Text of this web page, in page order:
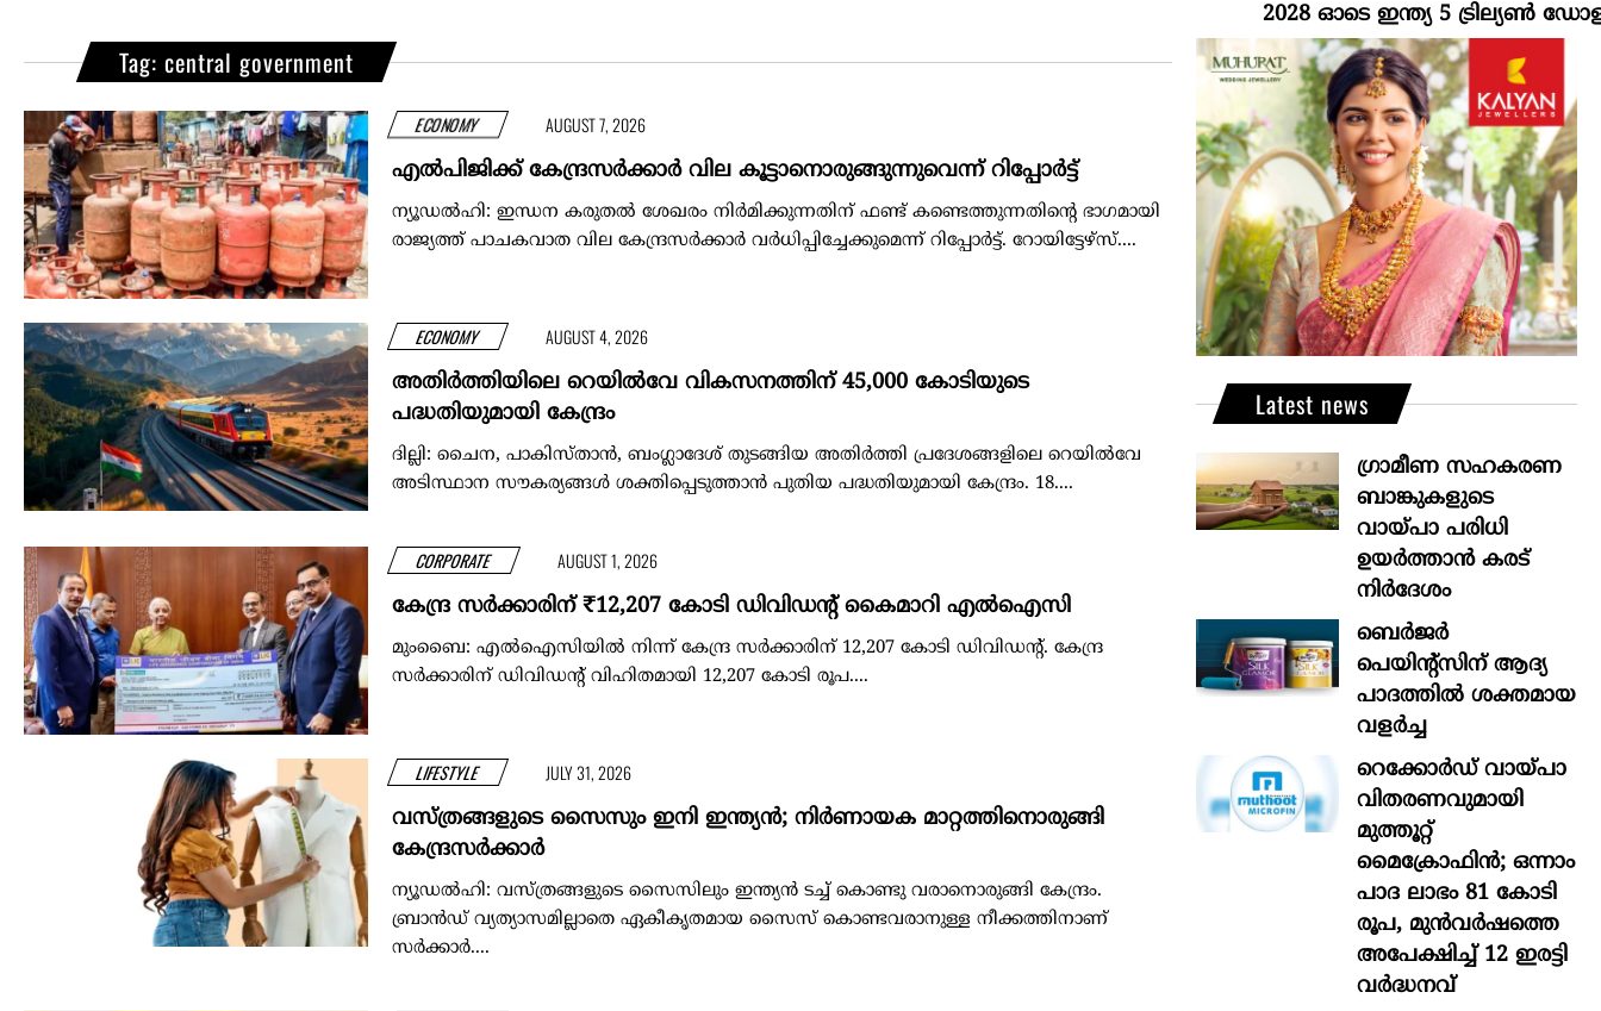
2028 ഓടെ ഇന്ത്യ 5 ട്രില്യണ്‍
Tag: central government
ECONOMY AUGUST 7, 2026
എല്‍പിജിക്ക് കേന്ദ്രസർക്കാർ വില കൂട്ടാനൊരുങ്ങുന്നുവെന്ന് റിപ്പോർട്ട്
ന്യൂഡൽഹി: ഇന്ധന കരുതൽ ശേഖരം നിർമിക്കുന്നതിന് ഫണ്ട് കണ്ടെത്തുന്നതിന്റെ ഭാഗമായി
രാജ്യത്ത് പാചകവാത വില കേന്ദ്രസർക്കാർ വർധിപ്പിച്ചേക്കുമെന്ന് റിപ്പോർട്ട്. റോയിട്ടേഴ്‌സ്....
ECONOMY AUGUST 4, 2026
അതിർത്തിയിലെ റെയിൽവേ വികസനത്തിന് 45,000 കോടിയുടെ
പദ്ധതിയുമായി കേന്ദ്രം
ദില്ലി: ചൈന, പാകിസ്താൻ, ബംഗ്ലാദേശ് തുടങ്ങിയ അതിർത്തി പ്രദേശങ്ങളിലെ റെയിൽവേ
അടിസ്ഥാന സൗകര്യങ്ങൾ ശക്തിപ്പെടുത്താൻ പുതിയ പദ്ധതിയുമായി കേന്ദ്രം. 18....
CORPORATE AUGUST 1, 2026
കേന്ദ്ര സർക്കാരിന് ₹12,207 കോടി ഡിവിഡന്റ് കൈമാറി എൽഐസി
മുംബൈ: എൽഐസിയിൽ നിന്ന് കേന്ദ്ര സർക്കാരിന് 12,207 കോടി ഡിവിഡന്റ്. കേന്ദ്ര
സർക്കാരിന് ഡിവിഡന്റ് വിഹിതമായി 12,207 കോടി രൂപ....
LIFESTYLE JULY 31, 2026
വസ്ത്രങ്ങളുടെ സൈസും ഇനി ഇന്ത്യൻ; നിര്‍ണായക മാറ്റത്തിനൊരുങ്ങി
കേന്ദ്രസര്‍ക്കാര്‍
ന്യൂഡല്‍ഹി: വസ്ത്രങ്ങളുടെ സൈസിലും ഇന്ത്യന്‍ ടച്ച് കൊണ്ടു വരാനൊരുങ്ങി കേന്ദ്രം.
ബ്രാന്‍ഡ് വ്യത്യാസമില്ലാതെ ഏകീകൃതമായ സൈസ് കൊണ്ടവരാനുള്ള നീക്കത്തിനാണ്
സര്‍ക്കാര്‍....
Latest news
ഗ്രാമീണ സഹകരണ
ബാങ്കുകളുടെ
വായ്പാ പരിധി
ഉയർത്താൻ കരട്
നിർദേശം
ബെർജർ
പെയിന്റ്സിന് ആദ്യ
പാദത്തിൽ ശക്തമായ
വളർച്ച
റെക്കോർഡ് വായ്പാ
വിതരണവുമായി
മുത്തൂറ്റ്
മൈക്രോഫിൻ; ഒന്നാം
പാദ ലാഭം 81 കോടി
രൂപ, മുൻവർഷത്തെ
അപേക്ഷിച്ച് 12 ഇരട്ടി
വർദ്ധനവ്